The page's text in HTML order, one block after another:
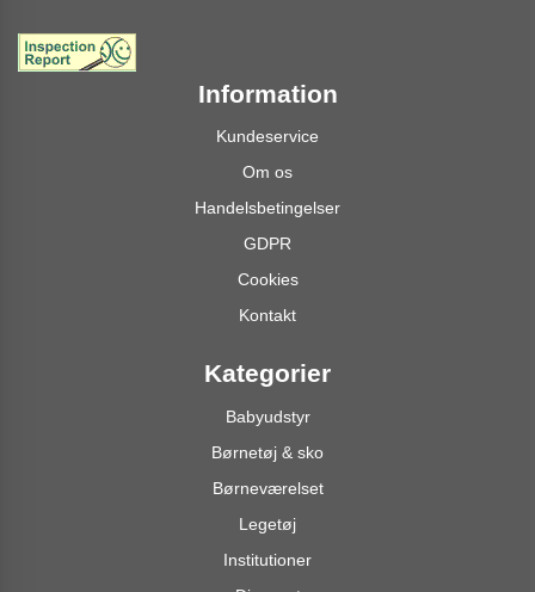
Information
Kundeservice
Om os
Handelsbetingelser
GDPR
Cookies
Kontakt
Kategorier
Babyudstyr
Børnetøj & sko
Børneværelset
Legetøj
Institutioner